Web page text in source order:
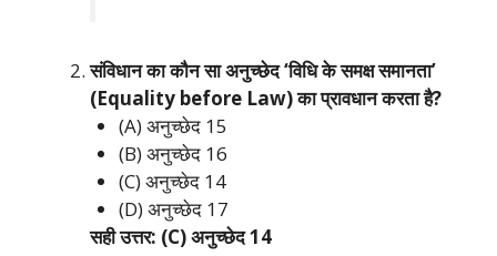
संविधान का कौन सा अनुच्छेद ‘विधि के समक्ष समानता’
(Equality before Law) का प्रावधान करता है?
(A) अनुच्छेद 15
(B) अनुच्छेद 16
(C) अनुच्छेद 14
(D) अनुच्छेद 17
सही उत्तर: (C) अनुच्छेद 14